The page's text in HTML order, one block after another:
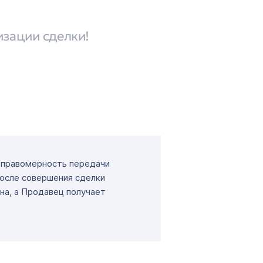
сделки!
передачи
совершения сделки
а Продавец получает